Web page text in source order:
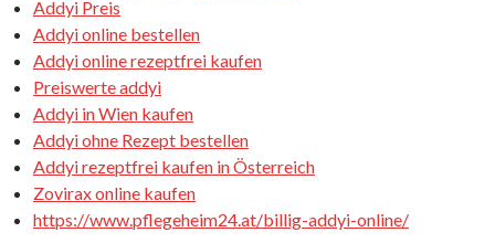
Addyi Preis
Addyi online bestellen
Addyi online rezeptfrei kaufen
Preiswerte addyi
Addyi in Wien kaufen
Addyi ohne Rezept bestellen
Addyi rezeptfrei kaufen in Österreich
Zovirax online kaufen
https://www.pflegeheim24.at/billig-addyi-online/